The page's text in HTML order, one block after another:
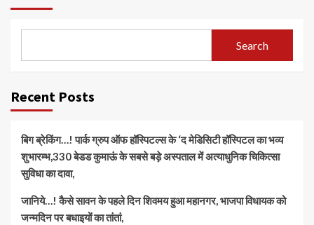
Search
Recent Posts
बिग ब्रेकिंग…! पार्क ग्रुप ऑफ हॉस्पिटल्स के ‘द मेडिसिटी हॉस्पिटल का भव्य
शुभारम्भ,330 बेडड कुमाऊं के सबसे बड़े अस्पताल में अत्याधुनिक चिकित्सा
सुविधा का दावा,
जानिये…! कैसे सावन के पहले दिन शिवमय हुआ महानगर, भाजपा विधायक को
जन्मदिन पर बधाइयों का तांतां,